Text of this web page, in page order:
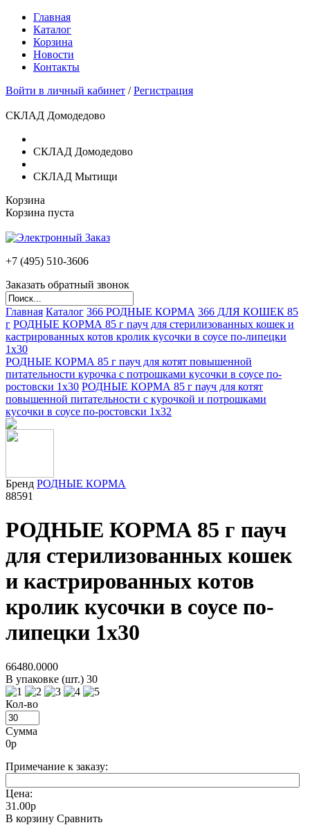
Главная
Каталог
Корзина
Новости
Контакты
Войти в личный кабинет /Регистрация
СКЛАД Домодедово
СКЛАД Домодедово
СКЛАД Мытищи
Корзина
Корзина пуста
+7 (495) 510-3606
Заказать обратный звонок
Главная Каталог 366 РОДНЫЕ КОРМА 366 ДЛЯ КОШЕК 85
г РОДНЫЕ КОРМА 85 г пауч для стерилизованных кошек и
кастрированных котов кролик кусочки в соусе по-липецки
1х30
РОДНЫЕ КОРМА 85 г пауч для котят повышенной
питательности курочка с потрошками кусочки в соусе по-
ростовски 1х30 РОДНЫЕ КОРМА 85 г пауч для котят
повышенной питательности с курочкой и потрошками
кусочки в соусе по-ростовски 1х32
Бренд РОДНЫЕ КОРМА
88591
РОДНЫЕ КОРМА 85 г пауч
для стерилизованных кошек
и кастрированных котов
кролик кусочки в соусе по-
липецки 1х30
66480.0000
В упаковке (шт.) 30
Кол-во
Сумма
0р
Примечание к заказу:
Цена:
31.00р
В корзину Сравнить